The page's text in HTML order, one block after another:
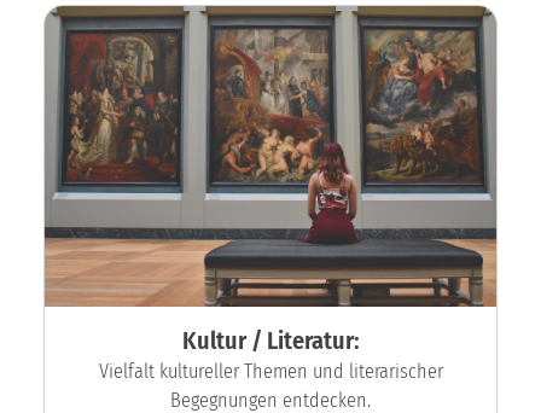
Kultur / Literatur:
Vielfalt kultureller Themen und literarischer
Begegnungen entdecken.